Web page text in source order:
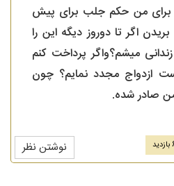
برای من حکم جلب برای پیش
اگر تا دوروز دیگه این را
میشم؟واگر پرداخت کنم
ازدواج مجدد نمایم؟ چون
صادر شده.
نوشتن نظر